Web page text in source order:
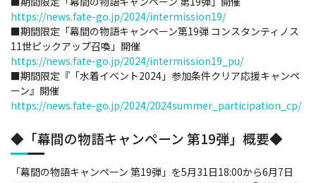
https://news.fate-go.jp/2024/intermission19/
■期間限定「幕間の物語キャンペーン第19弾 コンスタンティノス
11世ピックアップ召喚」開催
https://news.fate-go.jp/2024/intermission19_pu/
■期間限定『「水着イベント2024」参加条件クリア応援キャンペ
ーン』開催
https://news.fate-go.jp/2024/2024summer_participation_cp/
◆「幕間の物語キャンペーン 第19弾」概要◆
「幕間の物語キャンペーン 第19弾」を5月31日18:00から6月7日